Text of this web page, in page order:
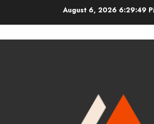
August 6, 2026 6:29:49